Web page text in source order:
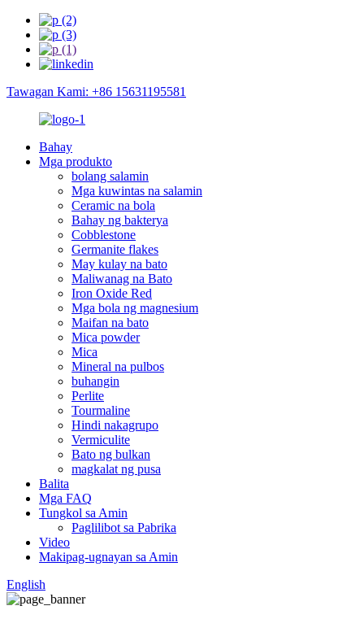
Tawagan Kami: +86 15631195581
Bahay
Mga produkto
bolang salamin
Mga kuwintas na salamin
Ceramic na bola
Bahay ng bakterya
Cobblestone
Germanite flakes
May kulay na bato
Maliwanag na Bato
Iron Oxide Red
Mga bola ng magnesium
Maifan na bato
Mica powder
Mica
Mineral na pulbos
buhangin
Perlite
Tourmaline
Hindi nakagrupo
Vermiculite
Bato ng bulkan
magkalat ng pusa
Balita
Mga FAQ
Tungkol sa Amin
Paglilibot sa Pabrika
Video
Makipag-ugnayan sa Amin
English